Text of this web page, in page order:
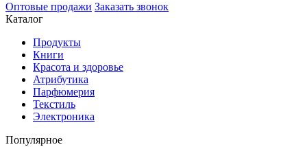
Оптовые продажи Заказать звонок
Каталог
Продукты
Книги
Красота и здоровье
Атрибутика
Парфюмерия
Текстиль
Электроника
Популярное